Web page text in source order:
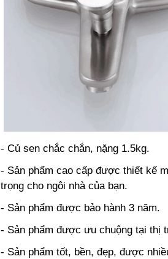
- Củ sen chắc chắn, nặng 1.5kg.
- Sản phẩm cao cấp được thiết kế
trọng cho ngôi nhà của bạn.
- Sản phẩm được bảo hành 3 năm.
- Sản phẩm được ưu chuộng tại thị
- Sản phẩm tốt, bền, đẹp, được